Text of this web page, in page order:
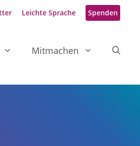
Leichte Sprache Spenden
Mitmachen